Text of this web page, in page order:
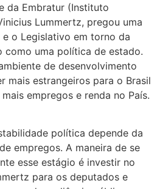
da Embratur (Instituto
Lummertz, pregou uma
o Legislativo em torno da
como uma política de estado.
de desenvolvimento
mais estrangeiros para o Brasil
empregos e renda no País.
política depende da
empregos. A maneira de se
esse estágio é investir no
para os deputados e